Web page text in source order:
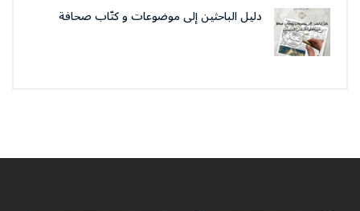
دليل الباحثين إلى موضوعات و كتّاب صحافة